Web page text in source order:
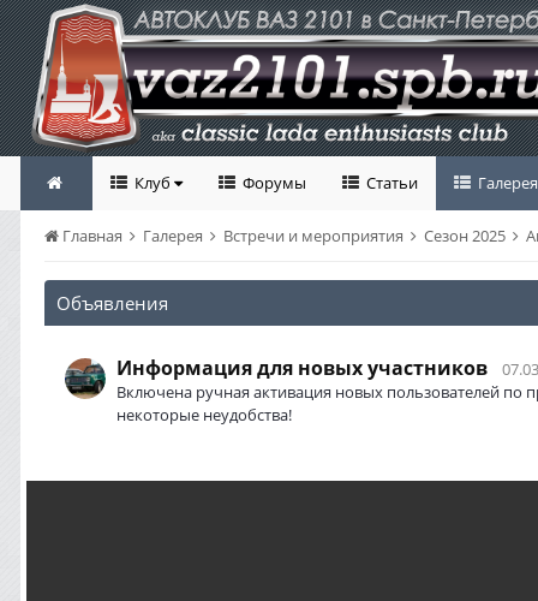
Клуб Форумы Статьи Галерея
Главная Галерея Встречи и мероприятия Сезон 2025
Объявления
Информация для новых участников
Включена ручная активация новых пользователей
некоторые неудобства!